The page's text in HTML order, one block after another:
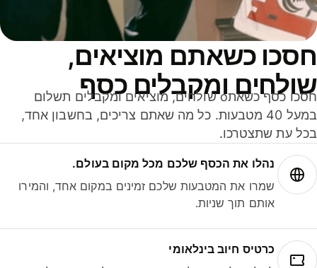
כשאתם מוציאים,
ומקבלים כסף
חסכו כסף כשאתo שולחים, מוציאים ומקבלים תשלום
במעל 40 מטבעות. כל מה שאתם צריכים, בחשבון אחד,
עת שתצטרכו.
נהלו את הכסף שלכם מכל מקום בעולם.
שמרו את המטבעות שלכם זמינים במקום אחד, והמירו
אותם תוך שניות.
כרטיס חיוב בינלאומי